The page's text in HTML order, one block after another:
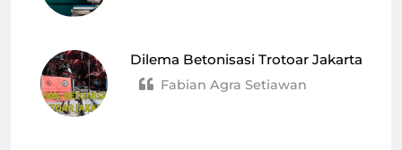
Dilema Betonisasi Trotoar Jakarta
Fabian Agra Setiawan